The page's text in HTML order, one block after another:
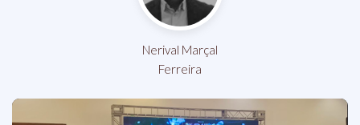
Nerival Marçal
Ferreira